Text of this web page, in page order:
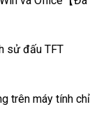
sử đấu TFT
trên máy tính chỉ